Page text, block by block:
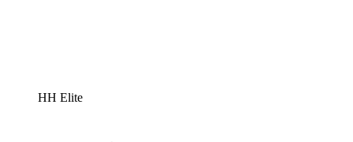
HH Elite